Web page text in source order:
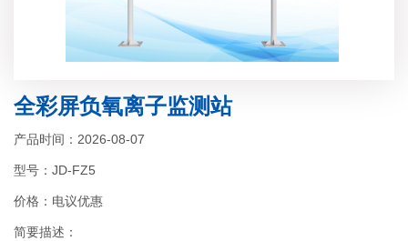
全彩屏负氧离子监测站
产品时间：2026-08-07
型号：JD-FZ5
价格：电议优惠
简要描述：